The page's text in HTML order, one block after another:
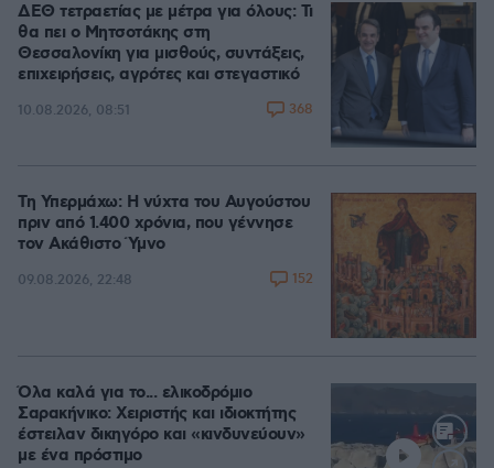
ΔΕΘ τετραετίας με μέτρα για όλους: Τι
θα πει ο Μητσοτάκης στη
Θεσσαλονίκη για μισθούς, συντάξεις,
επιχειρήσεις, αγρότες και στεγαστικό
10.08.2026, 08:51 368
Τη Υπερμάχω: Η νύχτα του Αυγούστου
πριν από 1.400 χρόνια, που γέννησε
τον Ακάθιστο Ύμνο
09.08.2026, 22:48 152
Όλα καλά για το... ελικοδρόμιο
Σαρακήνικο: Χειριστής και ιδιοκτήτης
έστειλαν δικηγόρο και «κινδυνεύουν»
με ένα πρόστιμο